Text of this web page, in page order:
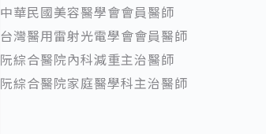
中華民國美容醫學會會員醫師
台灣醫用雷射光電學會會員醫師
阮綜合醫院內科減重主治醫師
阮綜合醫院家庭醫學科主治醫師